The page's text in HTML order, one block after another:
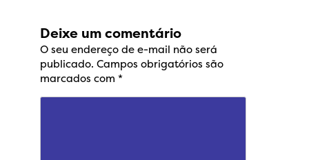
Deixe um comentário
O seu endereço de e-mail não será
publicado. Campos obrigatórios são
marcados com*